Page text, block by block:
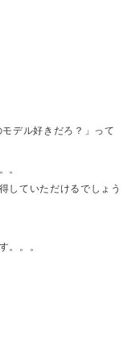
デル好きだろ？」って
。
していただけるでしょう
。。。